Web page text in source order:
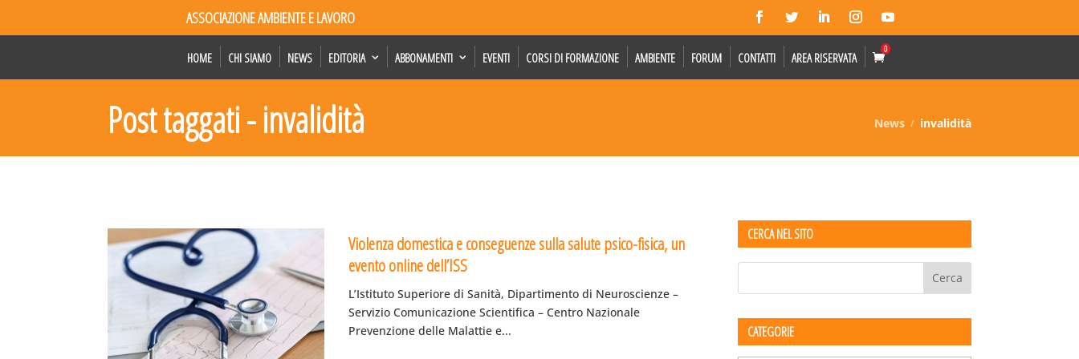
ASSOCIAZIONE AMBIENTE E LAVORO
HOME CHI SIAMO NEWS EDITORIA ABBONAMENTI EVENTI CORSI DI FORMAZIONE AMBIENTE FORUM CONTATTI AREA RISERVATA
0
Post taggati - invalidità News invalidità
Violenza domestica e conseguenze sulla salute psico-fisica, un
evento online dell’ISS
L’Istituto Superiore di Sanità, Dipartimento di Neuroscienze –
Servizio Comunicazione Scientifica – Centro Nazionale
Prevenzione delle Malattie e...
CERCA NEL SITO
CATEGORIE